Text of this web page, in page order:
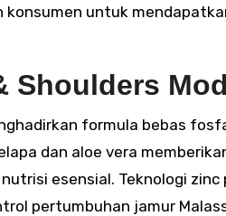
untuk
Shoulders
formula bebas
dan aloe vera
esensial. Teknologi
pertumbuhan jamur